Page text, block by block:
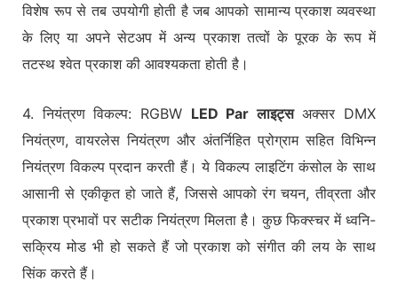
विशेष रूप से तब उपयोगी होती है जब आपको सामान्य प्रकाश व्यवस्था
के लिए या अपने सेटअप में अन्य प्रकाश तत्वों के पूरक के रूप में
तटस्थ श्वेत प्रकाश की आवश्यकता होती है।
4. नियंत्रण विकल्प: RGBW LED Par लाइट्सअक्सर DMX
नियंत्रण, वायरलेस नियंत्रण और अंतर्निहित प्रोग्राम सहित विभिन्न
नियंत्रण विकल्प प्रदान करती हैं। ये विकल्प लाइटिंग कंसोल के साथ
आसानी से एकीकृत हो जाते हैं, जिससे आपको रंग चयन, तीव्रता और
प्रकाश प्रभावों पर सटीक नियंत्रण मिलता है। कुछ फिक्स्चर में ध्वनि-
सक्रिय मोड भी हो सकते हैं जो प्रकाश को संगीत की लय के साथ
सिंक करते हैं।